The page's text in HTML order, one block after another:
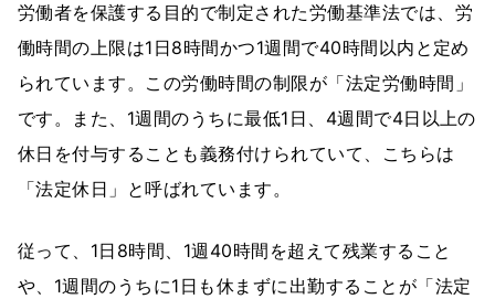
労働者を保護する目的で制定された労働基準法では、労
働時間の上限は1日8時間かつ1週間で40時間以内と定め
られています。この労働時間の制限が「法定労働時間」
です。また、1週間のうちに最低1日、4週間で4日以上の
休日を付与することも義務付けられていて、こちらは
「法定休日」と呼ばれています。
従って、1日8時間、1週40時間を超えて残業すること
や、1週間のうちに1日も休まずに出勤することが「法定